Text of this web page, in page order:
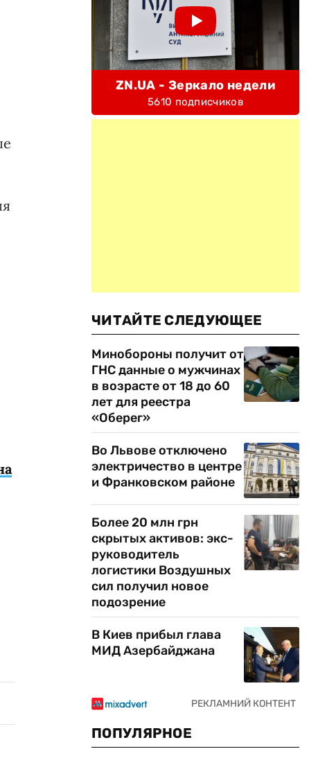
ZN.UA - Зеркало недели
5610 подписчиков
ЧИТАЙТЕ СЛЕДУЮЩЕЕ
Минобороны получит от
ГНС данные о мужчинах
в возрасте от 18 до 60
лет для реестра
«Оберег»
Во Львове отключено
электричество в центре
и Франковском районе
Более 20 млн грн
скрытых активов: экс-
руководитель
логистики Воздушных
сил получил новое
подозрение
В Киев прибыл глава
МИД Азербайджана
ПОПУЛЯРНОЕ